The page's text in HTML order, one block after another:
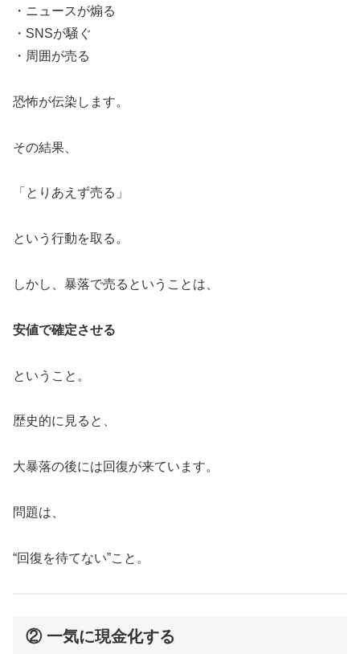
・ニュースが煽る
・SNSが騒ぐ
・周囲が売る
恐怖が伝染します。
その結果、
「とりあえず売る」
という行動を取る。
しかし、暴落で売るということは、
安値で確定させる
ということ。
歴史的に見ると、
大暴落の後には回復が来ています。
問題は、
“回復を待てない”こと。
② 一気に現金化する